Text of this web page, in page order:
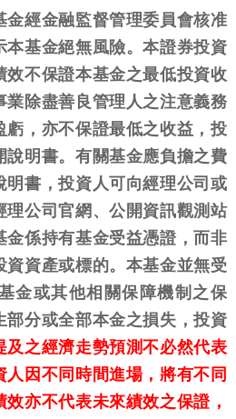
金經金融監督管理委員會核准
本基金絕無風險。本證券投資
效不保證本基金之最低投資收
業除盡善良管理人之注意義務
虧，亦不保證最低之收益，投
說明書。有關基金應負擔之費
明書，投資人可向經理公司或
理公司官網、公開資訊觀測站
金係持有基金受益憑證，而非
資資產或標的。本基金並無受
金或其他相關保障機制之保
部分或全部本金之損失，投資
及之經濟走勢預測不必然代表
因不同時間進場，將有不同
亦不代表未來績效之保證，